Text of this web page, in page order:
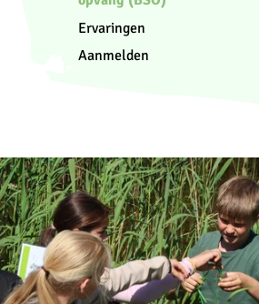
Ervaringen
Aanmelden